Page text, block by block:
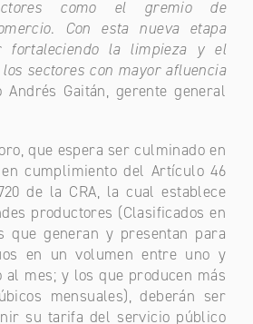
como el gremio de
.
Con esta nueva etapa
fortaleciendo la limpieza y el
sectores con mayor afluencia
Gaitán, gerente general
que espera ser culminado en
cumplimiento del Artículo 46
de la CRA, la cual establece
productores (Clasificados en
que generan y presentan para
en un volumen entre uno y
al mes; y los que producen más
mensuales), deberán ser
su tarifa del servicio público